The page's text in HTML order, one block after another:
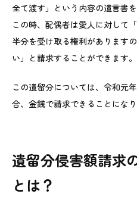
全て渡す」という内容の遺言書
この時、配偶者は愛人に対して
半分を受け取る権利があります
い」と請求することができます。
この遺留分については、令和元
合、金銭で請求できることになり
遺留分侵害額請求
とは？